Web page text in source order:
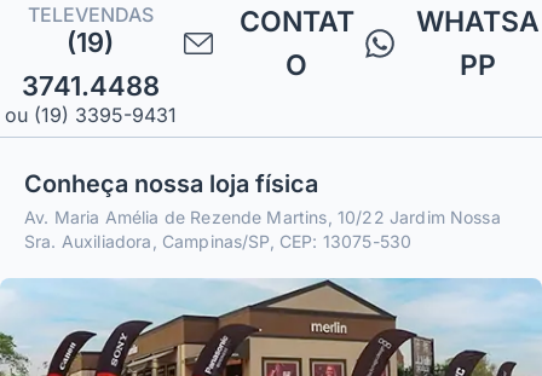
TELEVENDAS
(19)
3741.4488
ou (19) 3395-9431
CONTAT
O
WHATSA
PP
Conheça nossa loja física
Av. Maria Amélia de Rezende Martins, 10/22 Jardim Nossa
Sra. Auxiliadora, Campinas/SP, CEP: 13075-530